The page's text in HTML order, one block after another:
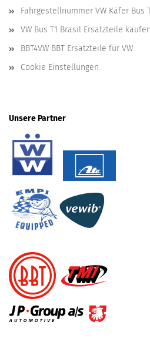
Fahrgestellnummer VW Käfer Bus
VW Bus T1 Brasil Ersatzteile
BBT4VW BBT Ersatzteile für VW
Cookie Einstellungen
Unsere Partner